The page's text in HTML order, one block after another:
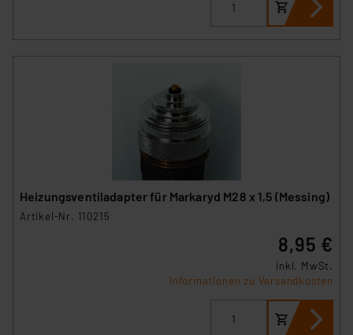
Heizungsventiladapter für Markaryd M28 x 1,5 (Messing)
Artikel-Nr. 110215
8,95 €
inkl. MwSt.
Informationen zu Versandkosten